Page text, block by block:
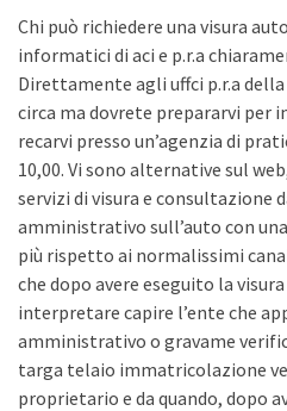
Chi può richiedere una visura
informatici di aci e p.r.a
Direttamente agli uffci p.r.a
circa ma dovrete prepararvi per
recarvi presso un’agenzia di
10,00. Vi sono alternative sul
servizi di visura e consultazione
amministrativo sull’auto con
più rispetto ai normalissimi
che dopo avere eseguito la
interpretare capire l’ente che
amministrativo o gravame
targa telaio immatricolazione
proprietario e da quando, dopo